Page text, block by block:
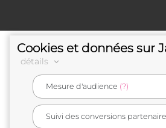
e-commerçant
Cookies et données sur
détails
Mesure d'audience (?)
Suivi des conversions